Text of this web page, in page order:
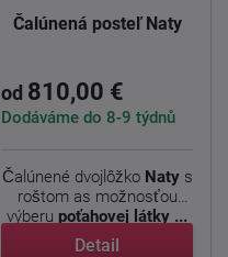
Čalúnená posteľ Naty
od 810,00 €
Dodáváme do 8-9 týdnů
Čalúnené dvojlôžko Natys
roštom as možnosťou
výberu poťahovej látky ...
Detail